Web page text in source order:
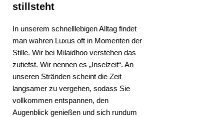
stillsteht
In unserem schnelllebigen Alltag findet
man wahren Luxus oft in Momenten der
Stille. Wir bei Milaidhoo verstehen das
zutiefst. Wir nennen es „Inselzeit“. An
unseren Stränden scheint die Zeit
langsamer zu vergehen, sodass Sie
vollkommen entspannen, den
Augenblick genießen und sich rundum